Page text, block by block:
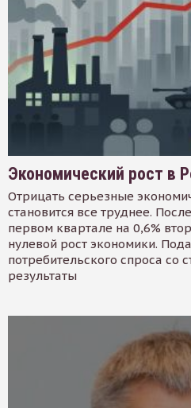
Экономический рост в
Отрицать серьезные
становится все труднее.
первом квартале на 0,6%
нулевой рост экономики.
потребительского спроса со
результаты